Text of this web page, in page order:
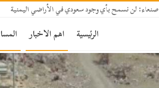
صنعاء: لن نسمح بأي وجود سعودي في الأراضي اليمنية
الرئيسية اهم الاخبار